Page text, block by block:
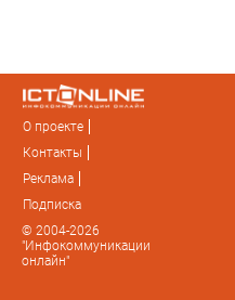
О проекте
Контакты
Реклама
Подписка
© 2004-2026
"Инфокоммуникации
онлайн"